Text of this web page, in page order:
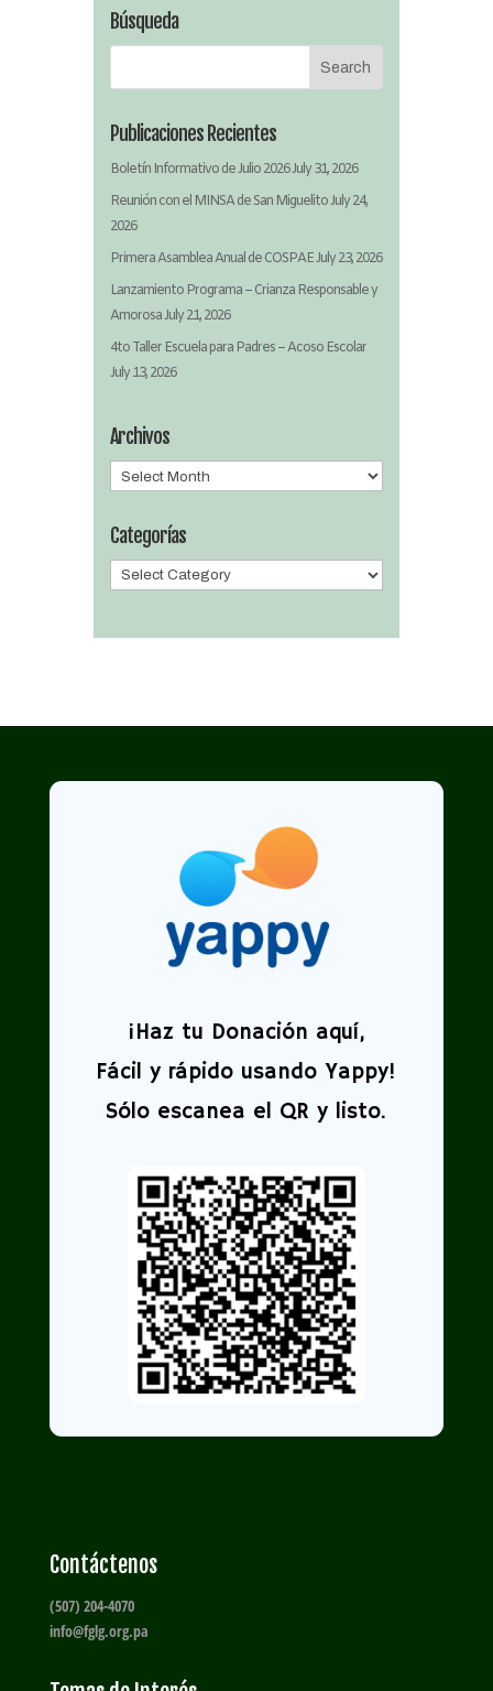
Búsqueda
Publicaciones Recientes
Boletín Informativo de Julio 2026July 31, 2026
Reunión con el MINSA de San MiguelitoJuly 24,
2026
Primera Asamblea Anual de COSPAEJuly 23, 2026
Lanzamiento Programa – Crianza Responsable y
AmorosaJuly 21, 2026
4to Taller Escuela para Padres – Acoso Escolar
July 13, 2026
Archivos
Archivos
Categorías
Categorías
¡Haz tu Donación aquí,
Fácil y rápido usando Yappy!
Sólo escanea el QR y listo.
Contáctenos
(507) 204-4070
info@fglg.org.pa